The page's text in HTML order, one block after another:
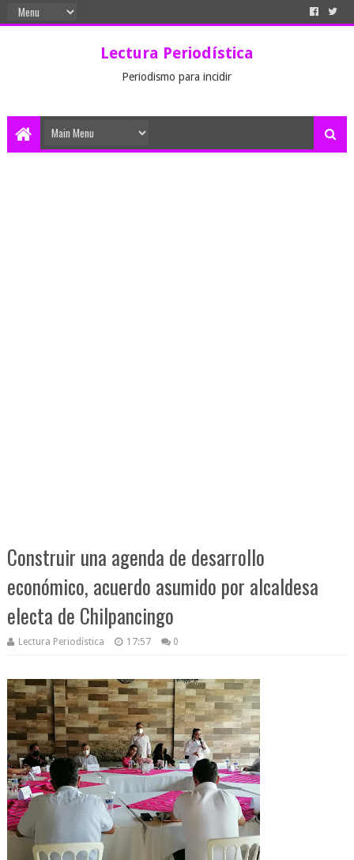
Lectura Periodística
Periodismo para incidir
Construir una agenda de desarrollo
económico, acuerdo asumido por alcaldesa
electa de Chilpancingo
Lectura Periodística 17:57 0